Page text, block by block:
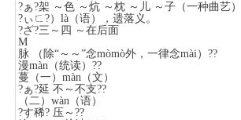
?ぁ?架 ～色 ～炕 ～枕 ～儿 ～子（一种曲艺）
?ぃㄈ?）là（语），遗落义。
?ざ?三～四 ～在后面
M
脉 （除“～～”念mòmò外，一律念mài）??
漫màn（统读）??
蔓（一）màn（文）
?ぁ?延 不～不支??
（二）wàn（语）
?す稀? 压～??